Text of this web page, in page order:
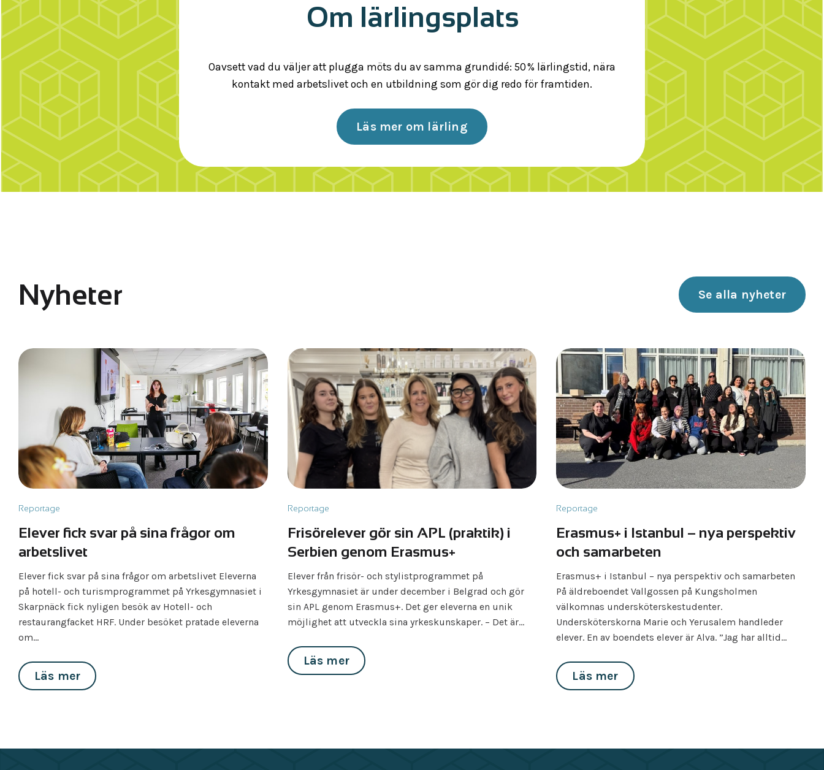
Om lärlingsplats
Oavsett vad du väljer att plugga möts du av samma grundidé: 50 % lärlingstid, nära
kontakt med arbetslivet och en utbildning som gör dig redo för framtiden.
Läs mer om lärling
Reportage
Elever fick svar på sina frågor om
arbetslivet
Elever fick svar på sina frågor om arbetslivet Eleverna
på hotell- och turismprogrammet på Yrkesgymnasiet i
Skarpnäck fick nyligen besök av Hotell- och
restaurangfacket HRF. Under besöket pratade eleverna
om…
Läs mer
Reportage
Frisörelever gör sin APL (praktik) i
Serbien genom Erasmus+
Elever från frisör- och stylistprogrammet på
Yrkesgymnasiet är under december i Belgrad och gör
sin APL genom Erasmus+. Det ger eleverna en unik
möjlighet att utveckla sina yrkeskunskaper. – Det är…
Läs mer
Reportage
Erasmus+ i Istanbul – nya perspektiv
och samarbeten
Erasmus+ i Istanbul – nya perspektiv och samarbeten
På äldreboendet Vallgossen på Kungsholmen
välkomnas undersköterskestudenter.
Undersköterskorna Marie och Yerusalem handleder
elever. En av boendets elever är Alva. ”Jag har alltid…
Läs mer
Nyheter Se alla nyheter